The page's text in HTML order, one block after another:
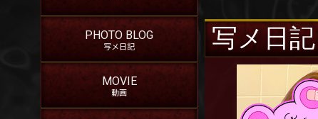
PHOTO BLOG
写メ日記
MOVIE
動画
写メ日記